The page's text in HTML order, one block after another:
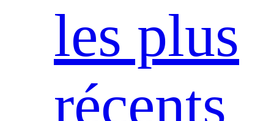
les plus
récents